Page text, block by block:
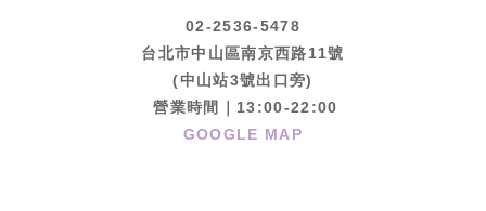
02-2536-5478
台北市中山區南京西路11號
(中山站3號出口旁)
營業時間｜13:00-22:00
GOOGLE MAP